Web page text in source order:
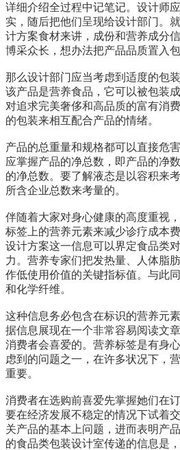
详细介绍全过程中记笔记。设计师
实，随后把他们呈现给设计部门。
计方案食材来讲，成份和营养成分
博采众长，想办法把产品品质置入包
那么设计部门应当考虑到适度的包
该产品是营养食品，它可以被包装
对追求完美奢侈和高品质的富有消
的包装来相互配合产品的情绪。
产品的总重量和规格都可以直接危
应掌握产品的净总数，即产品的净
的净总数。要了解液态是以容积来
所含企业总数来考量的。
伴随着大家对身心健康的高度重视
标签上的营养元素来减少诊疗成本
设计方案这一信息可以界定食品类
力。营养专家们把发热量、人体脂
作低使用价值的关键指标值。与此
和化学纤维。
这种信息务必包含在标识的营养元
据信息展现在一个非常容易阅读文
消费者会喜爱的。营养标签是有身
虑到的问题之一，在许多状况下，
重要。
消费者在选购前喜爱先掌握她们在
要在经济发展不稳定的情况下试着
关产品的基本上问题，进而表明产
的食品类包装设计室传递的信息是